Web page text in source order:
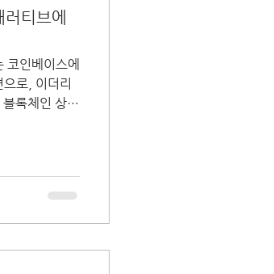
티브에
코인베이스에
로, 이더리
록체인 상의